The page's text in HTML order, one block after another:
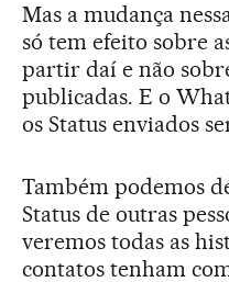
Mas a mudança
só tem efeito sobre
partir daí e não
publicadas. E o
os Status enviados
Também podemos
Status de outras
veremos todas as
contatos tenham